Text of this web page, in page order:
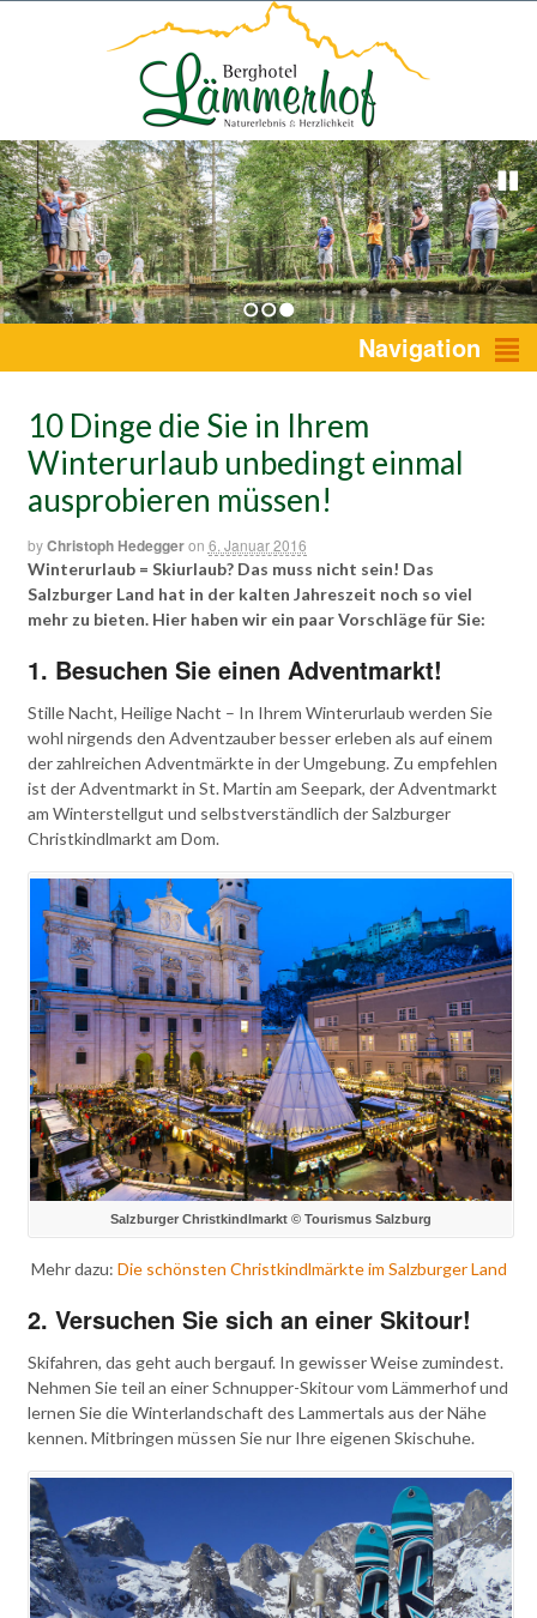
1 2 3 Navigation
10 Dinge die Sie in Ihrem
Winterurlaub unbedingt einmal
ausprobieren müssen!
byChristoph Hedeggeron 6. Januar 2016
Winterurlaub = Skiurlaub? Das muss nicht sein! Das
Salzburger Land hat in der kalten Jahreszeit noch so viel
mehr zu bieten. Hier haben wir ein paar Vorschläge für Sie:
1. Besuchen Sie einen Adventmarkt!
Stille Nacht, Heilige Nacht – In Ihrem Winterurlaub werden Sie
wohl nirgends den Adventzauber besser erleben als auf einem
der zahlreichen Adventmärkte in der Umgebung. Zu empfehlen
ist der Adventmarkt in St. Martin am Seepark, der Adventmarkt
am Winterstellgut und selbstverständlich der Salzburger
Christkindlmarkt am Dom.
Salzburger Christkindlmarkt © Tourismus Salzburg
Mehr dazu: Die schönsten Christkindlmärkte im Salzburger Land
2. Versuchen Sie sich an einer Skitour!
Skifahren, das geht auch bergauf. In gewisser Weise zumindest.
Nehmen Sie teil an einer Schnupper-Skitour vom Lämmerhof und
lernen Sie die Winterlandschaft des Lammertals aus der Nähe
kennen. Mitbringen müssen Sie nur Ihre eigenen Skischuhe.